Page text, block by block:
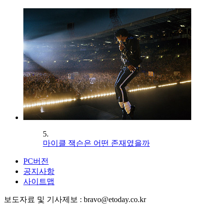
5.
마이클 잭슨은 어떤 존재였을까
PC버전
공지사항
사이트맵
보도자료 및 기사제보 : bravo@etoday.co.kr